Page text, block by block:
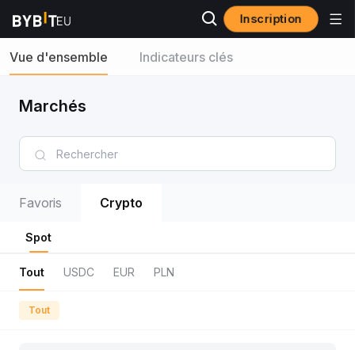
Inscription
Vue d'ensemble Indicateurs clés
Marchés
Favoris Crypto
Spot
Tout USDC EUR PLN
Tout